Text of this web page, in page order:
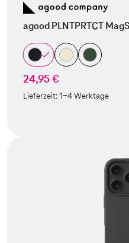
agood PLNTPRTCT
24,95 €
Lieferzeit:1-4 Werktage